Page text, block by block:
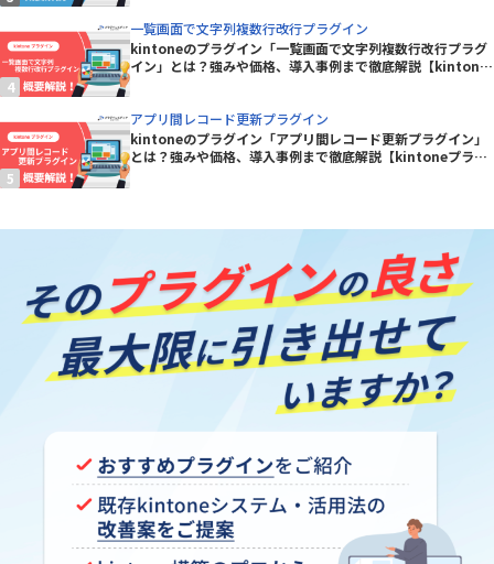
一覧画面で文字列複数行改行プラグイン
kintoneのプラグイン「一覧画面で文字列複数行改行プラグ
イン」とは？強みや価格、導入事例まで徹底解説【kintone
アプリ間レコード更新プラグイン
kintoneのプラグイン「アプリ間レコード更新プラグイン」
とは？強みや価格、導入事例まで徹底解説【kintoneプラグ